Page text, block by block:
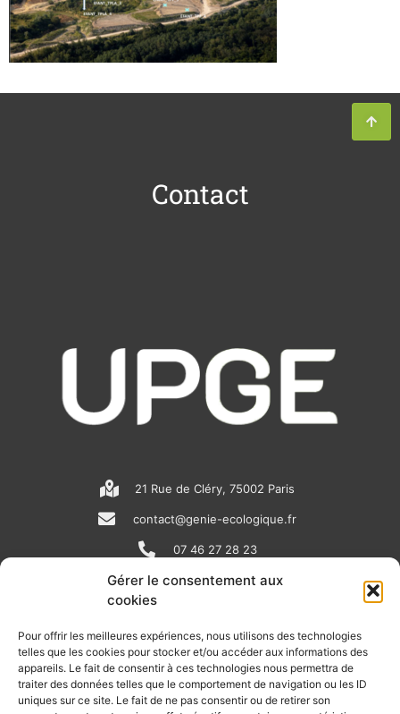
Gérer le consentement aux
cookies
Pour offrir les meilleures expériences, nous utilisons des technologies
telles que les cookies pour stocker et/ou accéder aux informations des
appareils. Le fait de consentir à ces technologies nous permettra de
traiter des données telles que le comportement de navigation ou les ID
uniques sur ce site. Le fait de ne pas consentir ou de retirer son
Contact
21 Rue de Cléry, 75002 Paris
contact@genie-ecologique.fr
07 46 27 28 23
N
e
w
s
i
n
k
o
u
t
RECEVOIR L'ACTU DE LA FILIÈRE